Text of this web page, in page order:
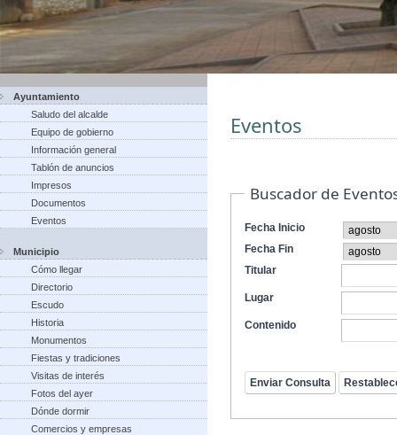
Ayuntamiento
Saludo del alcalde
Equipo de gobierno
Información general
Tablón de anuncios
Impresos
Documentos
Eventos
Municipio
Cómo llegar
Directorio
Escudo
Historia
Monumentos
Fiestas y tradiciones
Visitas de interés
Fotos del ayer
Dónde dormir
Comercios y empresas
Eventos
Buscador de
Fecha Inicio
Fecha Fin
Titular
Lugar
Contenido